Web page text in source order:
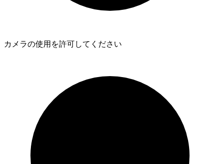
カメラの使用を許可してください